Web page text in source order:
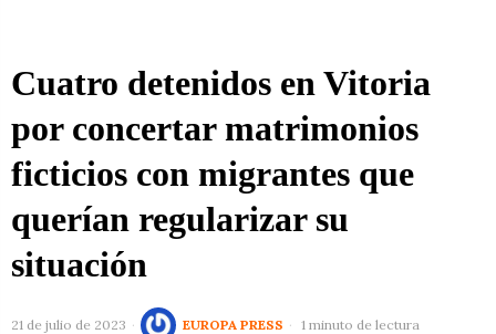
Cuatro detenidos en Vitoria
por concertar matrimonios
ficticios con migrantes que
querían regularizar su
situación
21 de julio de 2023 EUROPA PRESS 1 minuto de lectura